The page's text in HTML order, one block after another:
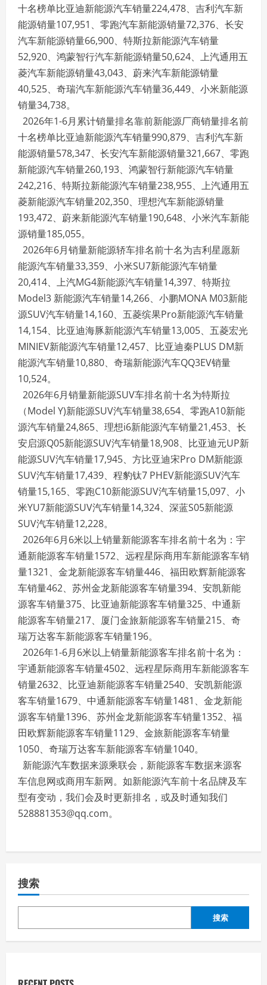
十名榜单比亚迪新能源汽车销量224,478、吉利汽车新
能源销量107,951、零跑汽车新能源销量72,376、长安
汽车新能源销量66,900、特斯拉新能源汽车销量
52,920、鸿蒙智行汽车新能源销量50,624、上汽通用五
菱汽车新能源销量43,043、蔚来汽车新能源销量
40,525、奇瑞汽车新能源汽车销量36,449、小米新能源
销量34,738。
2026年1-6月累计销量排名靠前新能源厂商销量排名前
十名榜单比亚迪新能源汽车销量990,879、吉利汽车新
能源销量578,347、长安汽车新能源销量321,667、零跑
新能源汽车销量260,193、鸿蒙智行新能源汽车销量
242,216、特斯拉新能源汽车销量238,955、上汽通用五
菱新能源汽车销量202,350、理想汽车新能源销量
193,472、蔚来新能源汽车销量190,648、小米汽车新能
源销量185,055。
2026年6月销量新能源轿车排名前十名为吉利星愿新
能源汽车销量33,359、小米SU7新能源汽车销量
20,414、上汽MG4新能源汽车销量14,397、特斯拉
Model3 新能源汽车销量14,266、小鹏MONA M03新能
源SUV汽车销量14,160、五菱缤果Pro新能源汽车销量
14,154、比亚迪海豚新能源汽车销量13,005、五菱宏光
MINIEV新能源汽车销量12,457、比亚迪秦PLUS DM新
能源汽车销量10,880、奇瑞新能源汽车QQ3EV销量
10,524。
2026年6月销量新能源SUV车排名前十名为特斯拉
（Model Y)新能源SUV汽车销量38,654、零跑A10新能
源汽车销量24,865、理想i6新能源汽车销量21,453、长
安启源Q05新能源SUV汽车销量18,908、比亚迪元UP新
能源SUV汽车销量17,945、方比亚迪宋Pro DM新能源
SUV汽车销量17,439、程豹钛7 PHEV新能源SUV汽车
销量15,165、零跑C10新能源SUV汽车销量15,097、小
米YU7新能源SUV汽车销量14,324、深蓝S05新能源
SUV汽车销量12,228。
2026年6月6米以上销量新能源客车排名前十名为：宇
通新能源客车销量1572、远程星际商用车新能源客车销
量1321、金龙新能源客车销量446、福田欧辉新能源客
车销量462、苏州金龙新能源客车销量394、安凯新能
源客车销量375、比亚迪新能源客车销量325、中通新
能源客车销量217、厦门金旅新能源客车销量215、奇
瑞万达客车新能源客车销量196。
2026年1-6月6米以上销量新能源客车排名前十名为：
宇通新能源客车销量4502、远程星际商用车新能源客车
销量2632、比亚迪新能源客车销量2540、安凯新能源
客车销量1679、中通新能源客车销量1481、金龙新能
源客车销量1396、苏州金龙新能源客车销量1352、福
田欧辉新能源客车销量1129、金旅新能源客车销量
1050、奇瑞万达客车新能源客车销量1040。
新能源汽车数据来源乘联会，新能源客车数据来源客
车信息网或商用车新网。如新能源汽车前十名品牌及车
型有变动，我们会及时更新排名，或及时通知我们
528881353@qq.com。
搜索
搜索